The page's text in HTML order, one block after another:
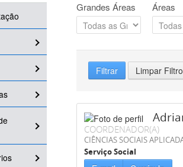
Grandes Áreas Áreas
Filtrar Limpar
COORDENADOR(A)
CIÊNCIAS SOCIAIS
Serviço Social